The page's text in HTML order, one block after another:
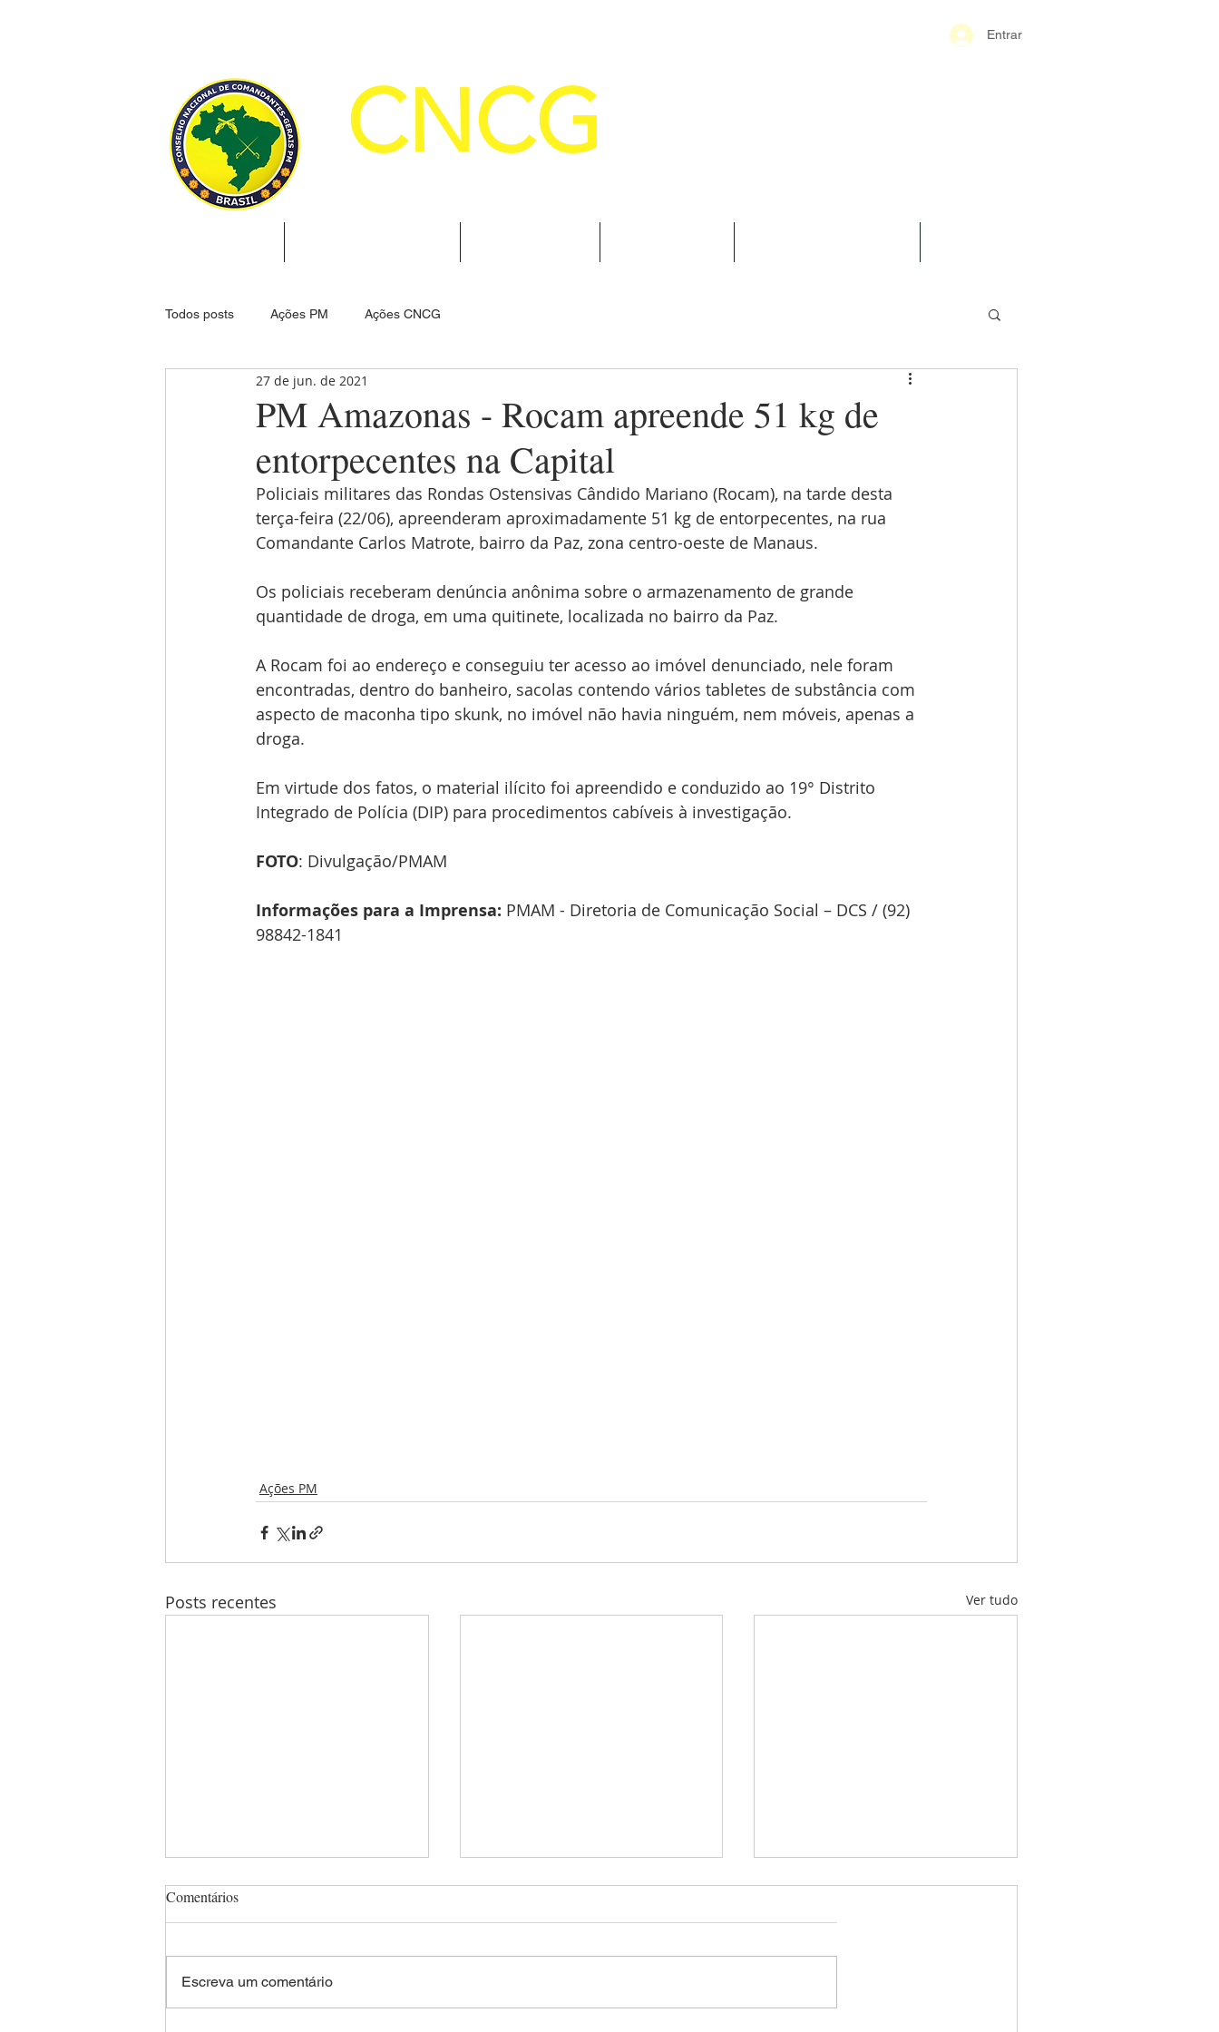
Entrar
CNCG
Todos posts Ações PM Ações CNCG
PM Amazonas - Rocam apreende 51 kg de
entorpecentes na Capital
27 de jun. de 2021
Policiais militares das Rondas Ostensivas Cândido Mariano (Rocam), na tarde desta
terça-feira (22/06), apreenderam aproximadamente 51 kg de entorpecentes, na rua
Comandante Carlos Matrote, bairro da Paz, zona centro-oeste de Manaus.
Os policiais receberam denúncia anônima sobre o armazenamento de grande
quantidade de droga, em uma quitinete, localizada no bairro da Paz.
A Rocam foi ao endereço e conseguiu ter acesso ao imóvel denunciado, nele foram
encontradas, dentro do banheiro, sacolas contendo vários tabletes de substância com
aspecto de maconha tipo skunk, no imóvel não havia ninguém, nem móveis, apenas a
droga.
Em virtude dos fatos, o material ilícito foi apreendido e conduzido ao 19° Distrito
Integrado de Polícia (DIP) para procedimentos cabíveis à investigação.
FOTO: Divulgação/PMAM
Informações para a Imprensa: PMAM - Diretoria de Comunicação Social – DCS / (92)
98842-1841
Ações PM
Posts recentes Ver tudo
Comentários
Escreva um comentário